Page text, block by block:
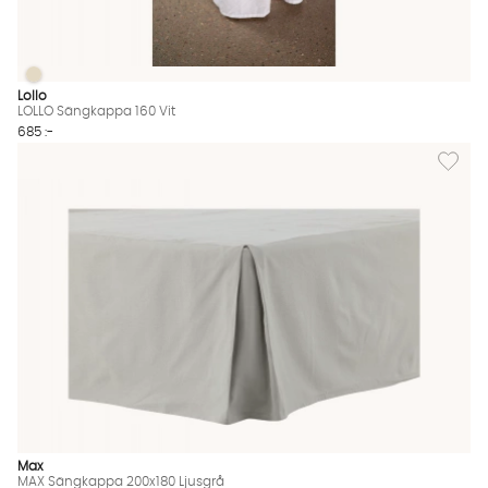
LOLLO Sängkappa 160 Vit Finns även i dessa färger:
LOLLO Sängkappa 160 Vit
Lollo
LOLLO Sängkappa 160 Vit
685 :-
Lägg
Max
MAX Sängkappa 200x180 Ljusgrå